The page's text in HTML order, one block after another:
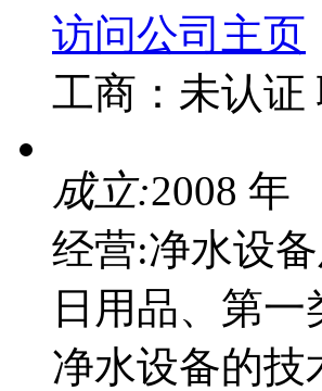
访问公司主页
工商： 未认证
成立:2008 年
经营:净水设
日用品、第
净水设备的技